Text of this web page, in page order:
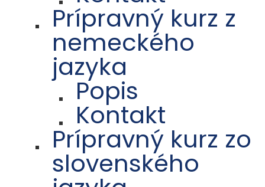
Prípravný kurz z
nemeckého
jazyka
Popis
Kontakt
Prípravný kurz zo
slovenského